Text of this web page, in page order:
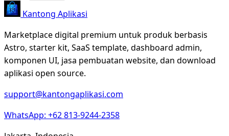
Kantong Aplikasi
Marketplace digital premium untuk produk berbasis
Astro, starter kit, SaaS template, dashboard admin,
komponen UI, jasa pembuatan website, dan download
aplikasi open source.
support@kantongaplikasi.com
WhatsApp: +62 813-9244-2358